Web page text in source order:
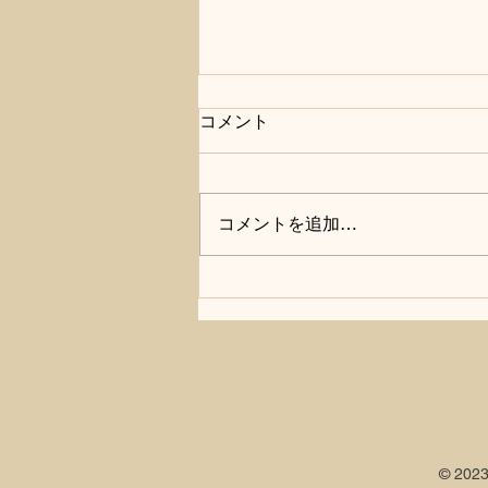
2026/3/24
コメント
コメントを追加…
©